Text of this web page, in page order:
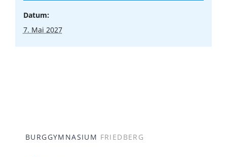
Datum:
7. Mai 2027
BURGGYMNASIUM FRIEDBERG